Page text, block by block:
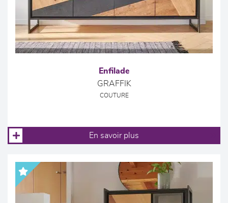
Enfilade
GRAFFIK
COUTURE
En savoir plus